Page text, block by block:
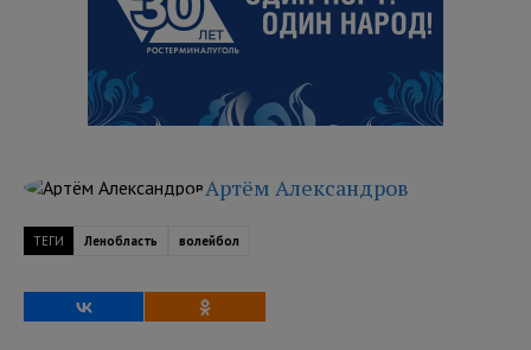
Артём Александров
ТЕГИ Ленобласть волейбол